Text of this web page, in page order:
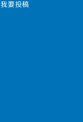
我要投稿